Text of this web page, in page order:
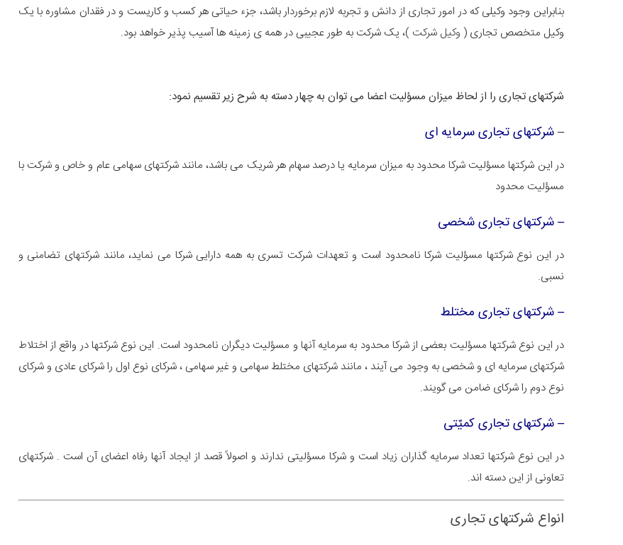
بنابراین وجود وکیلی که در امور تجاری از دانش و تجربه لازم برخوردار باشد، جزء حیاتی هر کسب و کاریست و در فقدان مشاوره با یک
وکیل متخصص تجاری ( وکیل شرکت )، یک شرکت به طور عجیبی در همه ی زمینه ها آسیب پذیر خواهد بود.
شرکتهای تجاری را از لحاظ میزان مسؤلیت اعضا می توان به چهار دسته به شرح زیر تقسیم نمود:
–شرکتهای تجاری سرمایه ای
در این شرکتها مسؤلیت شرکا محدود به میزان سرمایه یا درصد سهام هر شریک می باشد، مانند شرکتهای سهامی عام و خاص و شرکت با
مسؤلیت محدود
– شرکتهای تجاری شخصی
در این نوع شرکتها مسؤلیت شرکا نامحدود است و تعهدات شرکت تسری به همه دارایی شرکا می نماید، مانند شرکتهای تضامنی و
نسبی.
– شرکتهای تجاری مختلط
در این نوع شرکتها مسؤلیت بعضی از شرکا محدود به سرمایه آنها و مسؤلیت دیگران نامحدود است. این نوع شرکتها در واقع از اختلاط
شرکتهای سرمایه ای و شخصی به وجود می آیند ، مانند شرکتهای مختلط سهامی و غیر سهامی ، شرکای نوع اول را شرکای عادی و شرکای
نوع دوم را شرکای ضامن می گویند.
– شرکتهای تجاری کمیّتی
در این نوع شرکتها تعداد سرمایه گذاران زیاد است و شرکا مسؤلیتی ندارند و اصولاً قصد از ایجاد آنها رفاه اعضای آن است . شرکتهای
تعاونی از این دسته اند.
انواع شرکتهای تجاری